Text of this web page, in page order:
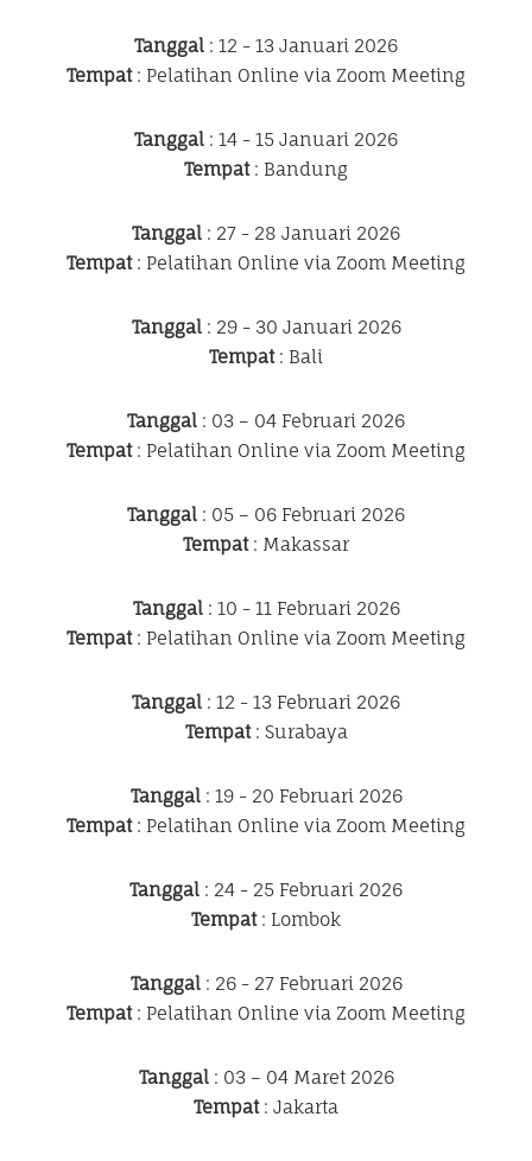
Tanggal : 12 - 13 Januari 2026
Tempat: Pelatihan Online via Zoom Meeting
Tanggal : 14 - 15 Januari 2026
Tempat: Bandung
Tanggal : 27 - 28 Januari 2026
Tempat: Pelatihan Online via Zoom Meeting
Tanggal: 29 - 30 Januari 2026
Tempat: Bali
Tanggal : 03 – 04 Februari 2026
Tempat: Pelatihan Online via Zoom Meeting
Tanggal : 05 – 06 Februari 2026
Tempat: Makassar
Tanggal: 10 - 11 Februari 2026
Tempat: Pelatihan Online via Zoom Meeting
Tanggal : 12 - 13 Februari 2026
Tempat: Surabaya
Tanggal: 19 - 20 Februari 2026
Tempat: Pelatihan Online via Zoom Meeting
Tanggal : 24 - 25 Februari 2026
Tempat: Lombok
Tanggal: 26 - 27 Februari 2026
Tempat: Pelatihan Online via Zoom Meeting
Tanggal: 03 – 04 Maret 2026
Tempat: Jakarta